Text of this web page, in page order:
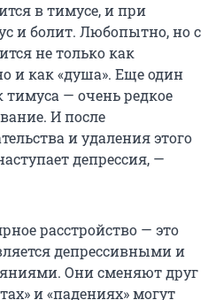
в тимусе, и при
и болит. Любопытно, но с
не только как
и как «душа». Еще один
— очень редкое
И после
и удаления этого
депрессия, —
расстройство — это
депрессивными и
Они сменяют друг
и «падениях» могут